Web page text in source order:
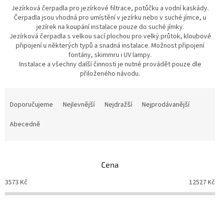
Jezírková čerpadla pro jezírkové filtrace, potůčku a vodní kaskády.
Čerpadla jsou vhodná pro umístění v jezírku nebo v suché jímce, u
jezírek na koupání instalace pouze do suché jímky.
Jezírková čerpadla s velkou sací plochou pro velký průtok, kloubové
připojení u některých typů a snadná instalace. Možnost připojení
fontány, skimmru i UV lampy.
Instalace a všechny další činnosti je nutné provádět pouze dle
přiloženého návodu.
o
d
Doporučujeme Nejlevnější Nejdražší
Nejprodávanější
Abecedně
Cena
3573 Kč 12527Kč